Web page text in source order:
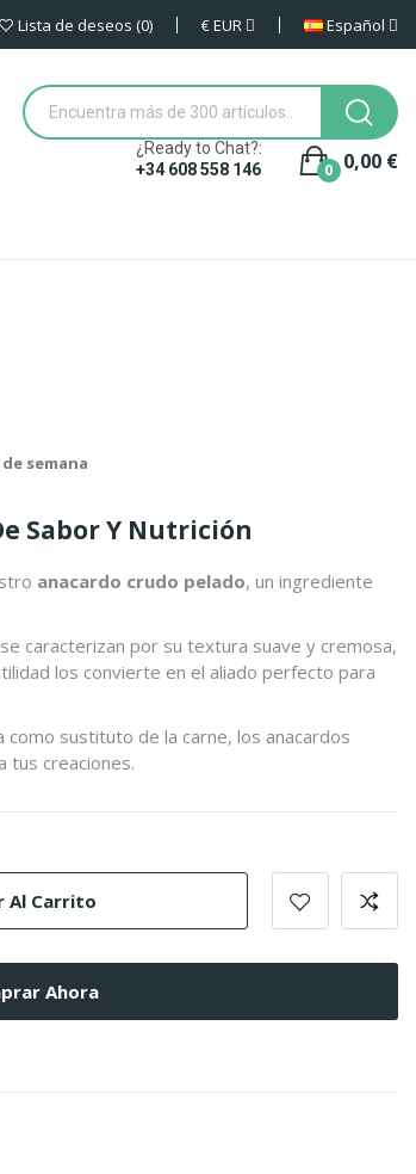
Lista de deseos 0 €EUR Español
¿Ready to Chat?:
+34 608 558 146
0,00 €
0
semana
Sabor Y Nutrición
anacardo crudo pelado, un ingrediente
caracterizan por su textura suave y cremosa,
los convierte en el aliado perfecto para
sustituto de la carne, los anacardos
tus creaciones.
Al Carrito
Ahora